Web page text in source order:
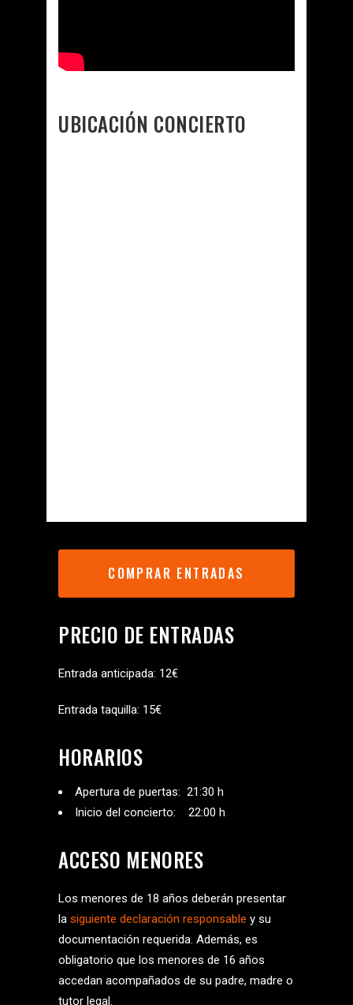
UBICACIÓN CONCIERTO
COMPRAR ENTRADAS
PRECIO DE ENTRADAS
Entrada anticipada: 12€
Entrada taquilla: 15€
HORARIOS
Apertura de puertas: 21:30 h
Inicio del concierto: 22:00 h
ACCESO MENORES
Los menores de 18 años deberán presentar
la siguiente declaración responsable y su
documentación requerida. Además, es
obligatorio que los menores de 16 años
accedan acompañados de su padre, madre o
tutor legal.